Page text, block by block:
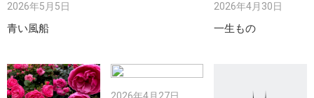
2026年5月5日
青い風船
2026年4月30日
一生もの